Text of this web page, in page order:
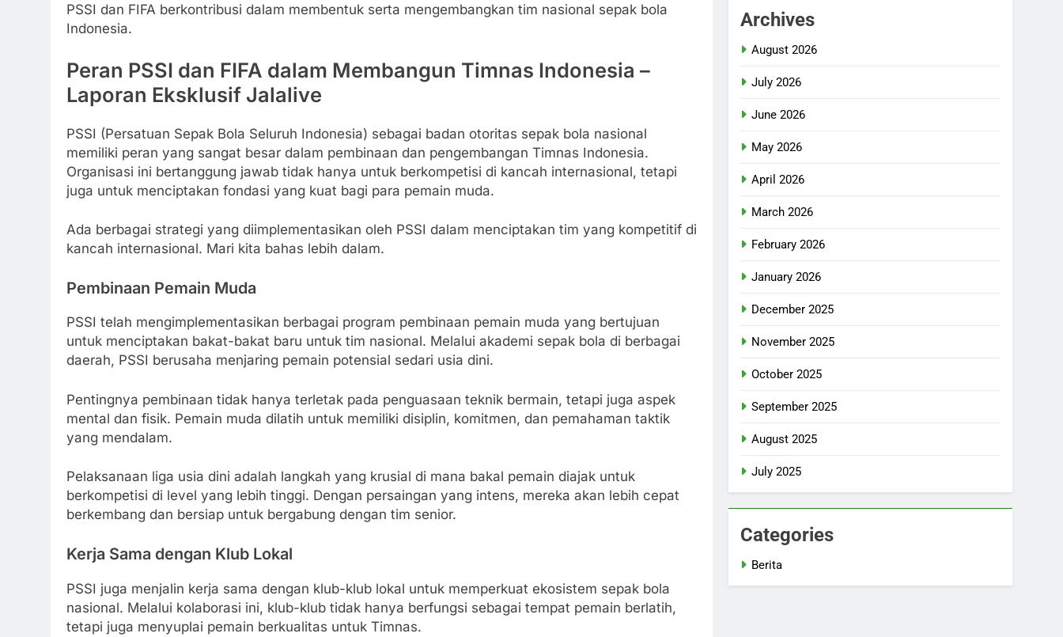
PSSI dan FIFA berkontribusi dalam membentuk serta mengembangkan tim nasional sepak bola
Indonesia.
Peran PSSI dan FIFA dalam Membangun Timnas Indonesia –
Laporan Eksklusif Jalalive
PSSI (Persatuan Sepak Bola Seluruh Indonesia) sebagai badan otoritas sepak bola nasional
memiliki peran yang sangat besar dalam pembinaan dan pengembangan Timnas Indonesia.
Organisasi ini bertanggung jawab tidak hanya untuk berkompetisi di kancah internasional, tetapi
juga untuk menciptakan fondasi yang kuat bagi para pemain muda.
Ada berbagai strategi yang diimplementasikan oleh PSSI dalam menciptakan tim yang kompetitif di
kancah internasional. Mari kita bahas lebih dalam.
Pembinaan Pemain Muda
PSSI telah mengimplementasikan berbagai program pembinaan pemain muda yang bertujuan
untuk menciptakan bakat-bakat baru untuk tim nasional. Melalui akademi sepak bola di berbagai
daerah, PSSI berusaha menjaring pemain potensial sedari usia dini.
Pentingnya pembinaan tidak hanya terletak pada penguasaan teknik bermain, tetapi juga aspek
mental dan fisik. Pemain muda dilatih untuk memiliki disiplin, komitmen, dan pemahaman taktik
yang mendalam.
Pelaksanaan liga usia dini adalah langkah yang krusial di mana bakal pemain diajak untuk
berkompetisi di level yang lebih tinggi. Dengan persaingan yang intens, mereka akan lebih cepat
berkembang dan bersiap untuk bergabung dengan tim senior.
Kerja Sama dengan Klub Lokal
PSSI juga menjalin kerja sama dengan klub-klub lokal untuk memperkuat ekosistem sepak bola
nasional. Melalui kolaborasi ini, klub-klub tidak hanya berfungsi sebagai tempat pemain berlatih,
tetapi juga menyuplai pemain berkualitas untuk Timnas.
Archives
August 2026
July 2026
June 2026
May 2026
April 2026
March 2026
February 2026
January 2026
December 2025
November 2025
October 2025
September 2025
August 2025
July 2025
Categories
Berita